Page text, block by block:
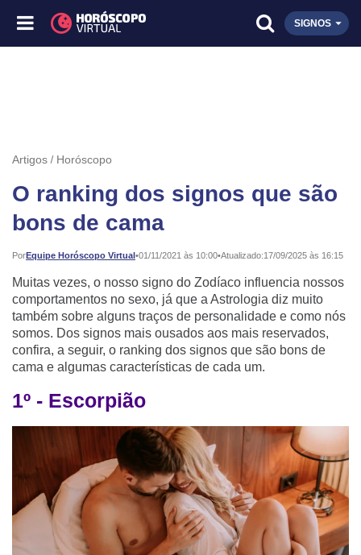
SIGNOS
Artigos Horóscopo
O ranking dos signos que são
bons de cama
PorEquipe Horóscopo Virtual•
Publicado: 01/11/2021 às 10:00•Atualizado:17/09/2025 às 16:15
Muitas vezes, o nosso signo do Zodíaco influencia nossos
comportamentos no sexo, já que a Astrologia diz muito
também sobre alguns traços de personalidade e como nós
somos. Dos signos mais ousados aos mais reservados,
confira, a seguir, o ranking dos signos que são bons de
cama e algumas características de cada um.
1º - Escorpião